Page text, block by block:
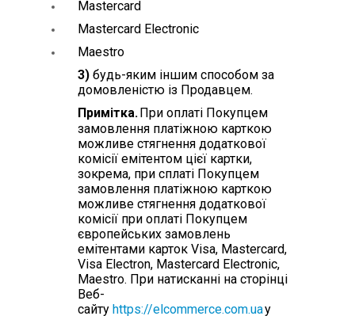
Mastercard
Mastercard Electronic
Maestro
3) будь-яким іншим способом за
домовленістю із Продавцем.
Примітка.При оплаті Покупцем
замовлення платіжною карткою
можливе стягнення додаткової
комісії емітентом цієї картки,
зокрема, при сплаті Покупцем
замовлення платіжною карткою
можливе стягнення додаткової
комісії при оплаті Покупцем
європейських замовлень
емітентами карток Visa, Mastercard,
Visa Electron, Mastercard Electronic,
Maestro. При натисканні на сторінці
Веб-
сайту https://elcommerce.com.uaу